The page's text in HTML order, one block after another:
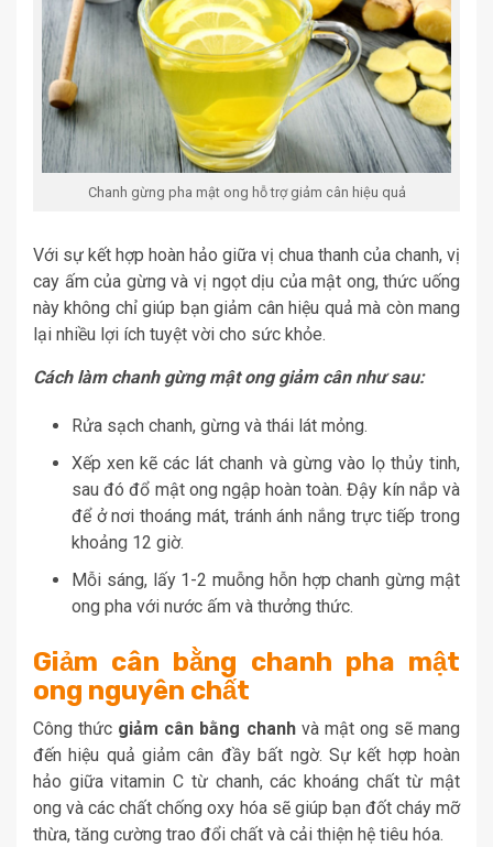
Chanh gừng pha mật ong hỗ trợ giảm cân hiệu quả
Với sự kết hợp hoàn hảo giữa vị chua thanh của chanh, vị
cay ấm của gừng và vị ngọt dịu của mật ong, thức uống
này không chỉ giúp bạn giảm cân hiệu quả mà còn mang
lại nhiều lợi ích tuyệt vời cho sức khỏe.
Cách làm chanh gừng mật ong giảm cân như sau:
Rửa sạch chanh, gừng và thái lát mỏng.
Xếp xen kẽ các lát chanh và gừng vào lọ thủy tinh,
sau đó đổ mật ong ngập hoàn toàn. Đậy kín nắp và
để ở nơi thoáng mát, tránh ánh nắng trực tiếp trong
khoảng 12 giờ.
Mỗi sáng, lấy 1-2 muỗng hỗn hợp chanh gừng mật
ong pha với nước ấm và thưởng thức.
Giảm cân bằng chanh pha mật
ong nguyên chất
Công thức giảm cân bằng chanhvà mật ong sẽ mang
đến hiệu quả giảm cân đầy bất ngờ. Sự kết hợp hoàn
hảo giữa vitamin C từ chanh, các khoáng chất từ mật
ong và các chất chống oxy hóa sẽ giúp bạn đốt cháy mỡ
thừa, tăng cường trao đổi chất và cải thiện hệ tiêu hóa.